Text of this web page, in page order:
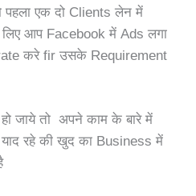
एक दो Clients लेन में
लिए आप Facebook में Ads लगा
करे fir उसके Requirement
जाये तो अपने काम के बारे में
रहे की खुद का Business में